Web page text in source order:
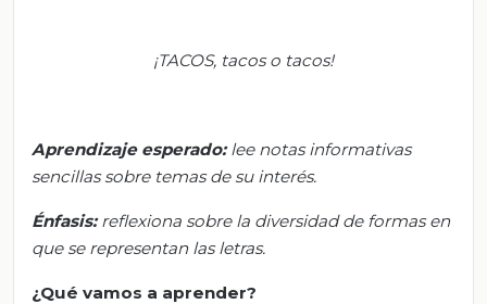
¡TACOS, tacos o tacos!
Aprendizaje esperado:lee notas informativas
sencillas sobre temas de su interés.
Énfasis:reflexiona sobre la diversidad de formas en
que se representan las letras.
¿Qué vamos a aprender?